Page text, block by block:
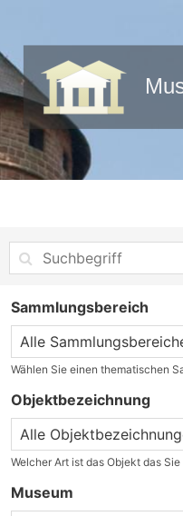
Sammlungsbereich
Wählen Sie einen thematischen
Objektbezeichnung
Welcher Art ist das Objekt das
Museum